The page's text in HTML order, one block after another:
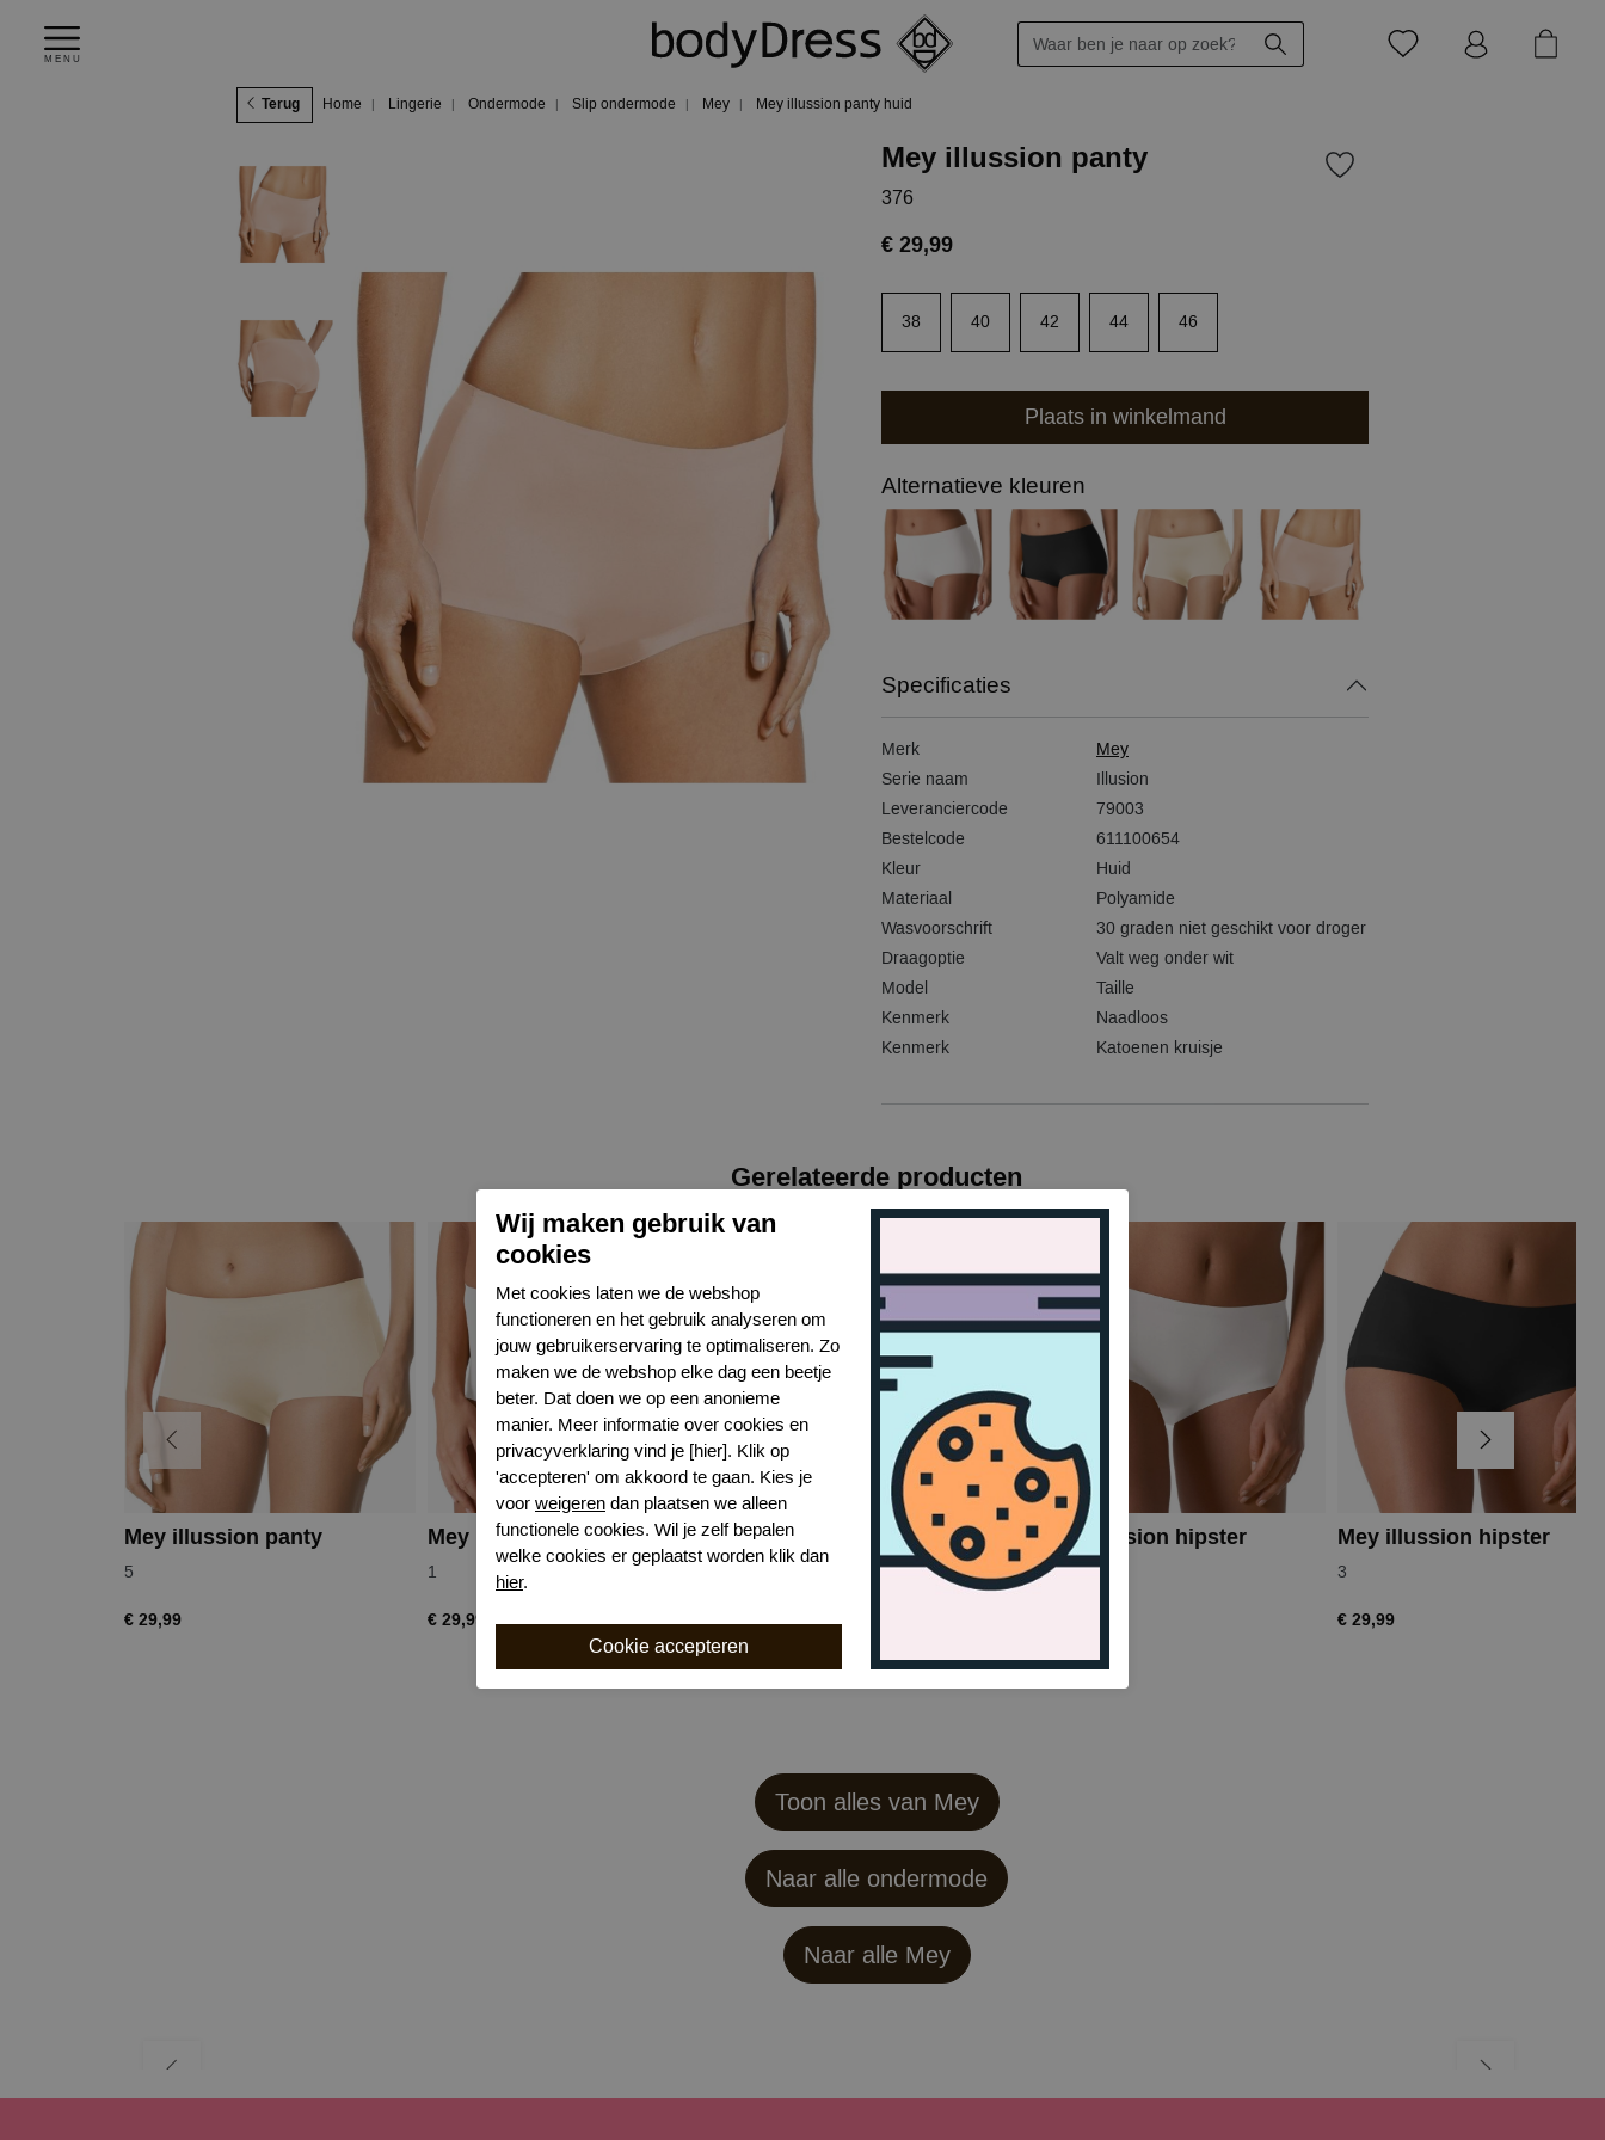
MENU
Terug Home Lingerie Ondermode Slip ondermode Mey Mey illussion panty huid
Mey illussion panty
376
€ 29,99
38 40 42 44 46
Plaats in winkelmand
Alternatieve kleuren
Specificaties
Merk
Mey
Serie naam
Illusion
Leveranciercode
79003
Bestelcode
611100654
Kleur
Huid
Materiaal
Polyamide
Wasvoorschrift
30 graden niet geschikt voor droger
Draagoptie
Valt weg onder wit
Model
Taille
Kenmerk
Naadloos
Kenmerk
Katoenen kruisje
Gerelateerde producten
Mey illussion panty
5
€ 29,99
Mey illussion panty
1
€ 29,99
Mey illussion panty
€ 29,99
Mey illussion hipster
1
Mey illussion hipster
3
€ 29,99
Toon alles van Mey
Naar alle ondermode
Naar alle Mey
Wij maken gebruik van
cookies
Met cookies laten we de webshop
functioneren en het gebruik analyseren om
jouw gebruikerservaring te optimaliseren. Zo
maken we de webshop elke dag een beetje
beter. Dat doen we op een anonieme
manier. Meer informatie over cookies en
privacyverklaring vind je [hier]. Klik op
'accepteren' om akkoord te gaan. Kies je
voor weigeren dan plaatsen we alleen
functionele cookies. Wil je zelf bepalen
welke cookies er geplaatst worden klik dan
hier.